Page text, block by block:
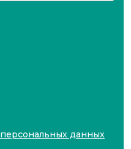
персональных данных